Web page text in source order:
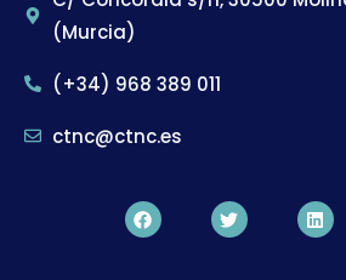
(Murcia)
(+34) 968 389 011
ctnc@ctnc.es